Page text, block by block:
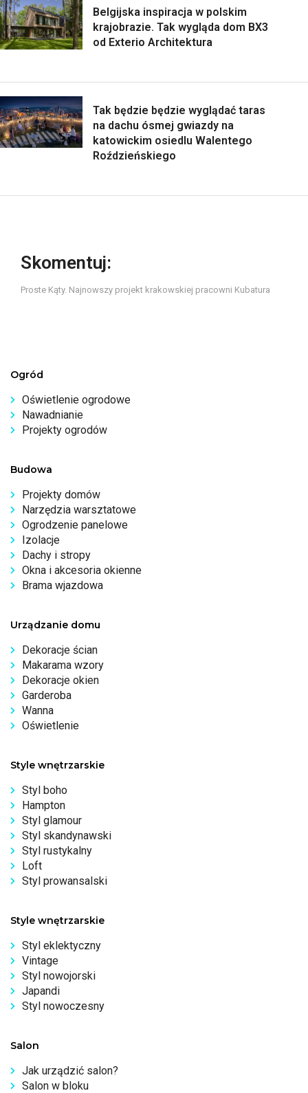
Belgijska inspiracja w polskim
krajobrazie. Tak wygląda dom BX3
od Exterio Architektura
Tak będzie będzie wyglądać taras
na dachu ósmej gwiazdy na
katowickim osiedlu Walentego
Roździeńskiego
Skomentuj:
Proste Kąty. Najnowszy projekt krakowskiej pracowni Kubatura
Ogród
Oświetlenie ogrodowe
Nawadnianie
Projekty ogrodów
Budowa
Projekty domów
Narzędzia warsztatowe
Ogrodzenie panelowe
Izolacje
Dachy i stropy
Okna i akcesoria okienne
Brama wjazdowa
Urządzanie domu
Dekoracje ścian
Makarama wzory
Dekoracje okien
Garderoba
Wanna
Oświetlenie
Style wnętrzarskie
Styl boho
Hampton
Styl glamour
Styl skandynawski
Styl rustykalny
Loft
Styl prowansalski
Style wnętrzarskie
Styl eklektyczny
Vintage
Styl nowojorski
Japandi
Styl nowoczesny
Salon
Jak urządzić salon?
Salon w bloku